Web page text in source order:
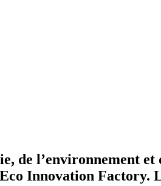
de l’environnement
Innovation Factory.